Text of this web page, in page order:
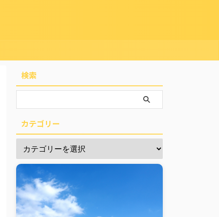
検索
カテゴリー